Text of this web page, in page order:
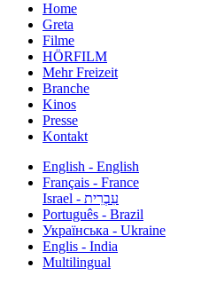
Home
Greta
Filme
HÖRFILM
Mehr Freizeit
Branche
Kinos
Presse
Kontakt
English - English
Français - France
עִבְרִית - Israel
Português - Brazil
Українська - Ukraine
Englis - India
Multilingual